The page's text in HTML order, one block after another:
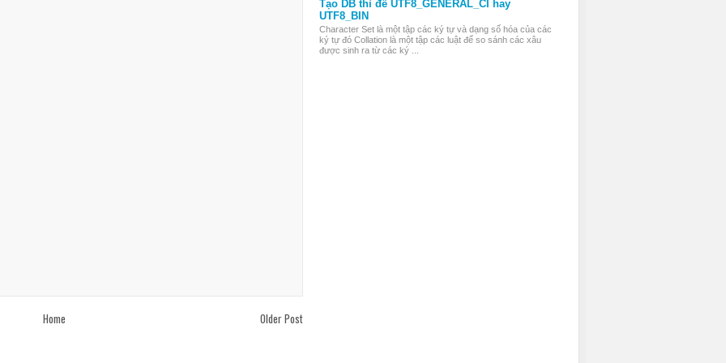
Older Post
Home
Tạo DB thì để UTF8_GENERAL_CI hay
UTF8_BIN
Character Set là một tập các ký tự và dạng số hóa của các
ký tự đó Collation là một tập các luật để so sánh các xâu
được sinh ra từ các ký ...